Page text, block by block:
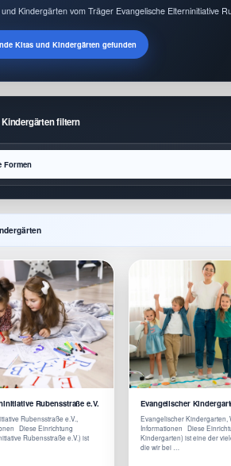
Kindergärten vom Träger Evangelische Elterninitiative
Kitas und Kindergärten gefunden
filtern
Rubensstraße e.V.
Rubensstraße e.V.,
Diese Einrichtung
Rubensstraße e.V.) ist
Evangelischer
Evangelischer Kindergarten,
Informationen Diese
Kindergarten) ist eine der
die wir bei …